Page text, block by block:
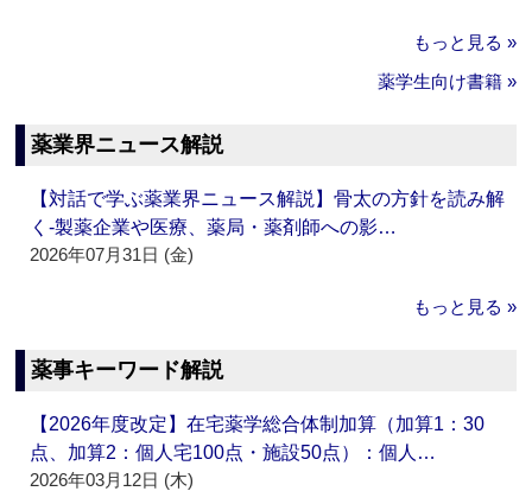
もっと見る »
薬学生向け書籍 »
薬業界ニュース解説
【対話で学ぶ薬業界ニュース解説】骨太の方針を読み解
く‐製薬企業や医療、薬局・薬剤師への影…
2026年07月31日 (金)
もっと見る »
薬事キーワード解説
【2026年度改定】在宅薬学総合体制加算（加算1：30
点、加算2：個人宅100点・施設50点）：個人…
2026年03月12日 (木)